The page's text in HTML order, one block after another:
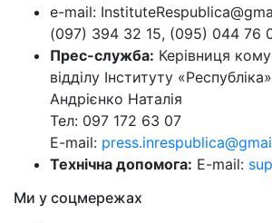
e-mail:
(097) 394 32 15, (095) 044 76
Прес-служба: Керівниця
відділу Інституту «Республіка»
Андрієнко Наталія
Тел: 097 172 63 07
E-mail:
Технічна допомога: E-mail:
Ми у соцмережах